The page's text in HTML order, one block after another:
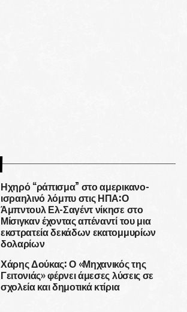
Ηχηρό “ράπισμα” στο αμερικανο-
ισραηλινό λόμπυ στις ΗΠΑ:Ο
Άμπντουλ Ελ-Σαγέντ νίκησε στο
Μίσιγκαν έχοντας απέναντί του μια
εκστρατεία δεκάδων εκατομμυρίων
δολαρίων
Χάρης Δούκας: Ο «Μηχανικός της
Γειτονιάς» φέρνει άμεσες λύσεις σε
σχολεία και δημοτικά κτίρια